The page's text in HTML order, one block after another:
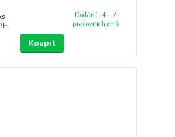
Dodání : 4 - 7
pracovních dnů
Koupit